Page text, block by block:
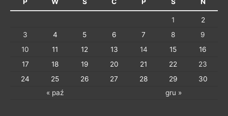
P W Ś C P S N
« paź gru »
1
2
3
4 5 6 7 8
9
10
11 12 13 14 15
16
17
18 19 20 21 22
23
24
25 26 27 28 29 30